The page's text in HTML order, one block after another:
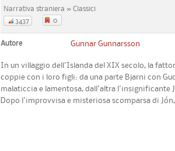
Narrativa straniera » Classici
3437
0
Autore Gunnar Gunnarsson
In un villaggio dell'Islanda del XIX secolo, la
coppie con i loro figli: da una parte Bjarni con
malaticcia e lamentosa, dall'altra l'insignificante
Dopo l'improvvisa e misteriosa scomparsa di